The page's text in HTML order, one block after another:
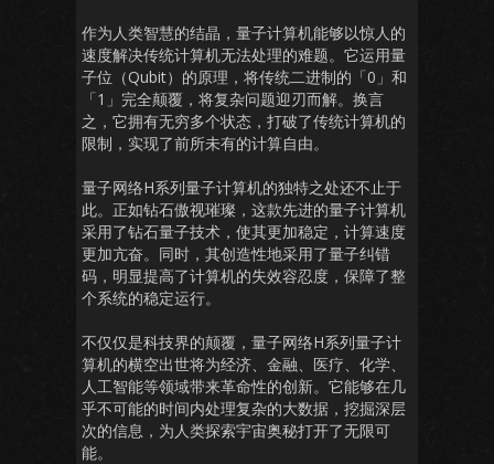
作为人类智慧的结晶，量子计算机能够以惊人的
速度解决传统计算机无法处理的难题。它运用量
子位（Qubit）的原理，将传统二进制的「0」和
「1」完全颠覆，将复杂问题迎刃而解。换言
之，它拥有无穷多个状态，打破了传统计算机的
限制，实现了前所未有的计算自由。
量子网络H系列量子计算机的独特之处还不止于
此。正如钻石傲视璀璨，这款先进的量子计算机
采用了钻石量子技术，使其更加稳定，计算速度
更加亢奋。同时，其创造性地采用了量子纠错
码，明显提高了计算机的失效容忍度，保障了整
个系统的稳定运行。
不仅仅是科技界的颠覆，量子网络H系列量子计
算机的横空出世将为经济、金融、医疗、化学、
人工智能等领域带来革命性的创新。它能够在几
乎不可能的时间内处理复杂的大数据，挖掘深层
次的信息，为人类探索宇宙奥秘打开了无限可
能。